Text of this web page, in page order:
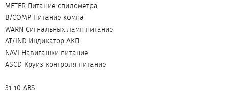
METER Питание спидометра
B/COMP Питание компа
WARN Сигнальных ламп питание
AT/IND Индикатор АКП
NAVI Навигашки питание
ASCD Круиз контроля питание
31 10 ABS